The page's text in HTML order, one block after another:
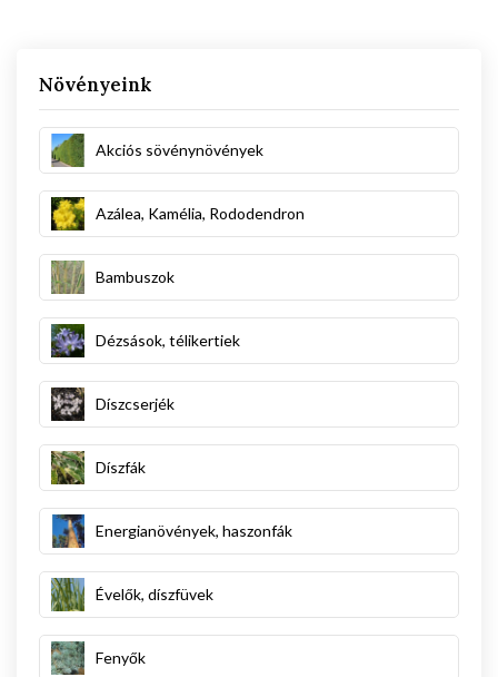
Növényeink
Akciós sövénynövények
Azálea, Kamélia, Rododendron
Bambuszok
Dézsások, télikertiek
Díszcserjék
Díszfák
Energianövények, haszonfák
Évelők, díszfüvek
Fenyők